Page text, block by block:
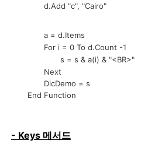
d.Add "c", "Cairo"
a = d.Items '항목을
For i = 0 To d.Count -1 '배
s = s & a(i) & "<BR>" '반환
Next
DicDemo = s
End Function
- Keys 메서드